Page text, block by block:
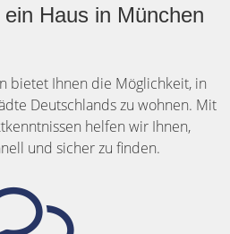
Haus in München
bietet Ihnen die Möglichkeit, in
Deutschlands zu wohnen. Mit
helfen wir Ihnen,
und sicher zu finden.